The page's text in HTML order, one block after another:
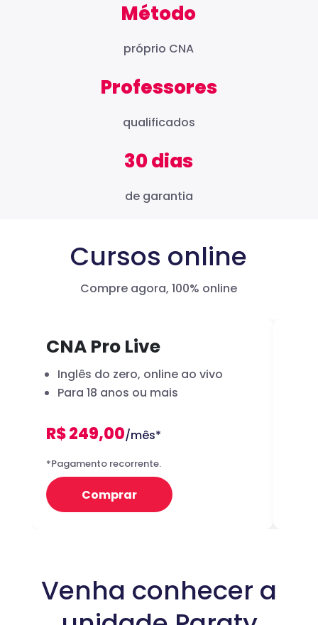
Método
próprio CNA
Professores
qualificados
30 dias
de garantia
Cursos online
Compre agora, 100% online
CNA Pro Live
Inglês do zero, online ao vivo
Para 18 anos ou mais
R$ 249,00/mês*
*Pagamento recorrente.
Comprar
Venha conhecer a